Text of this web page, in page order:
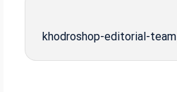
khodroshop-editorial-team